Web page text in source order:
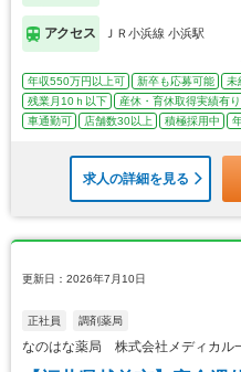
アクセス ＪＲ小浜線 小浜駅
年収550万円以上可 新卒も応募可能 未
残業月10ｈ以下
産休・育休取得実績有り
車通勤可
店舗数30以上 積極採用中
求人の詳細を見る
更新日：2026年7月10日
正社員 調剤薬局
なのはな薬局 株式会社メディカル